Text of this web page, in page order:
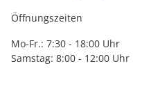
Öffnungszeiten
Mo-Fr.: 7:30 - 18:00 Uhr
Samstag: 8:00 - 12:00 Uhr